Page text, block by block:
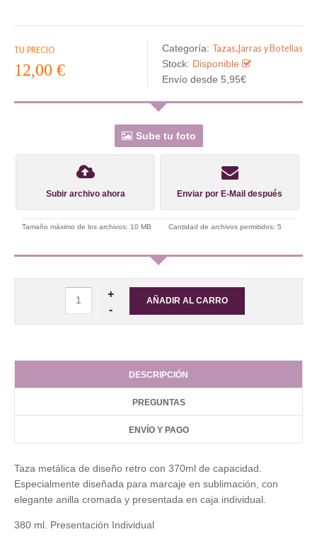
TU PRECIO
12,00 €
Categoría: Tazas,Jarras y Botellas
Stock: Disponible
Envío desde 5,95€
Sube tu foto
Subir archivo ahora Enviar por E-Mail después
Tamaño máximo de los archivos: 10 MB Cantidad de archivos permitidos: 5
DESCRIPCIÓN
PREGUNTAS
ENVÍO Y PAGO
Taza metálica de diseño retro con 370ml de capacidad.
Especialmente diseñada para marcaje en sublimación, con
elegante anilla cromada y presentada en caja individual.
380 ml. Presentación Individual